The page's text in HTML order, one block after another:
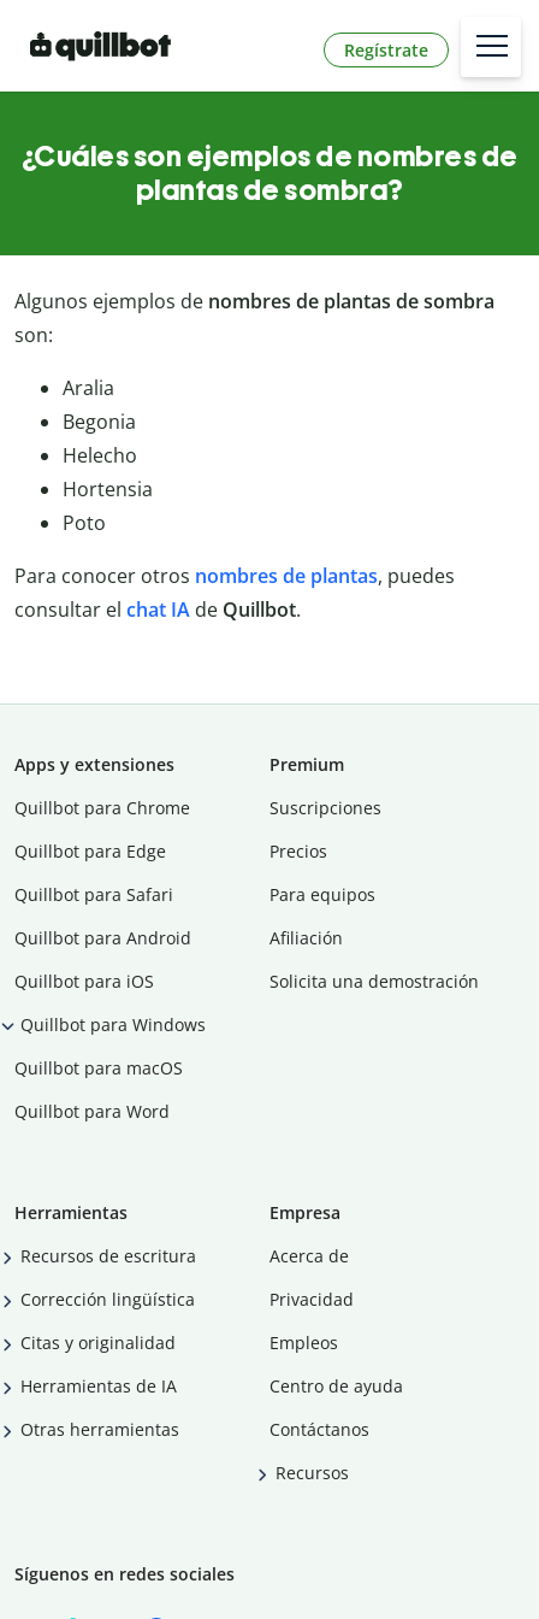
Regístrate
¿Cuáles son ejemplos de nombres de
plantas de sombra?
Algunos ejemplos de nombres de plantas de sombra
son:
Aralia
Begonia
Helecho
Hortensia
Poto
Para conocer otros nombres de plantas, puedes
consultar el chat IA de Quillbot.
Apps y extensiones
Quillbot para Chrome
Quillbot para Edge
Quillbot para Safari
Quillbot para Android
Quillbot para iOS
Quillbot para Windows
Quillbot para macOS
Quillbot para Word
Premium
Suscripciones
Precios
Para equipos
Afiliación
Solicita una demostración
Herramientas
Recursos de escritura
Corrección lingüística
Citas y originalidad
Herramientas de IA
Otras herramientas
Empresa
Acerca de
Privacidad
Empleos
Centro de ayuda
Contáctanos
Recursos
Síguenos en redes sociales